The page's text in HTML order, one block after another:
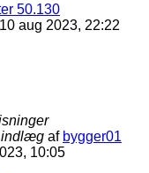
50.130
10 aug 2023, 22:22
indlæg af bygger01
10:05